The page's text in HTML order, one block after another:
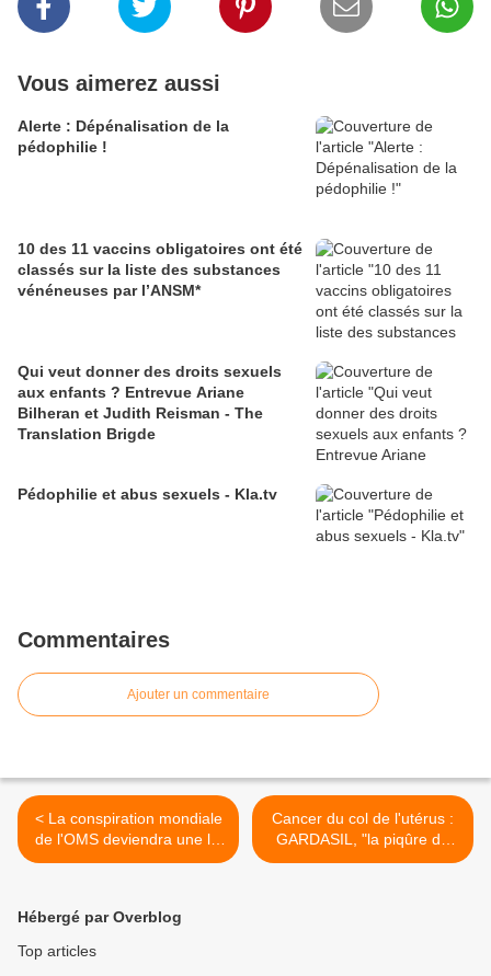
Vous aimerez aussi
Alerte : Dépénalisation de la
pédophilie !
10 des 11 vaccins obligatoires ont été
classés sur la liste des substances
vénéneuses par l’ANSM*
Qui veut donner des droits sexuels
aux enfants ? Entrevue Ariane
Bilheran et Judith Reisman - The
Translation Brigde
Pédophilie et abus sexuels - Kla.tv
Commentaires
Ajouter un commentaire
< La conspiration mondiale
de l'OMS deviendra une loi
si nous n'arrêtons pas le
Cancer du col de l'utérus :
GARDASIL, "la piqûre de
trop ?" par Catherine Riva
Hébergé par Overblog
Top articles